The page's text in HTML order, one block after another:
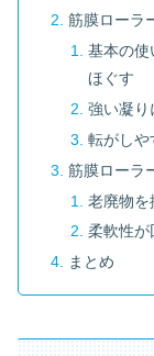
筋膜ローラ
基本の使
ほぐす
強い凝り
転がしや
筋膜ローラ
老廃物を
柔軟性が
まとめ